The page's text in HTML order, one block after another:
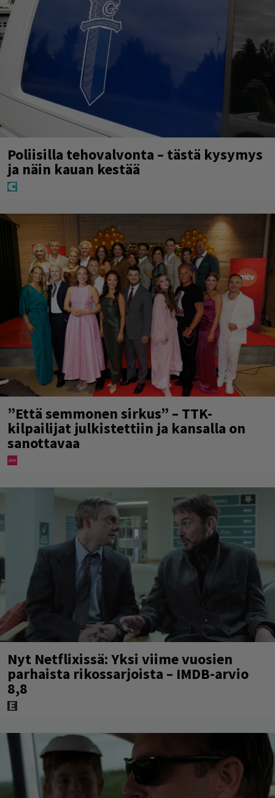
Poliisilla tehovalvonta – tästä kysymys
ja näin kauan kestää
”Että semmonen sirkus” – TTK-
kilpailijat julkistettiin ja kansalla on
sanottavaa
Nyt Netflixissä: Yksi viime vuosien
parhaista rikossarjoista – IMDB-arvio
8,8